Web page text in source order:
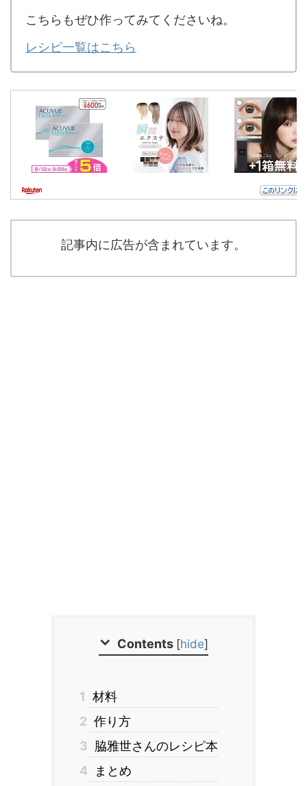
こちらもぜひ作ってみてくださいね。
レシピ一覧はこちら
記事内に広告が含まれています。
Contents [hide]
1 材料
2 作り方
3 脇雅世さんのレシピ本
4
まとめ